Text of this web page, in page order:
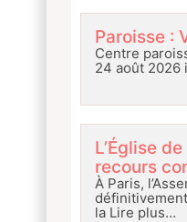
Paroisse :
Centre
24 août 2026
L’Église
recours
À Paris,
la Lire plus…